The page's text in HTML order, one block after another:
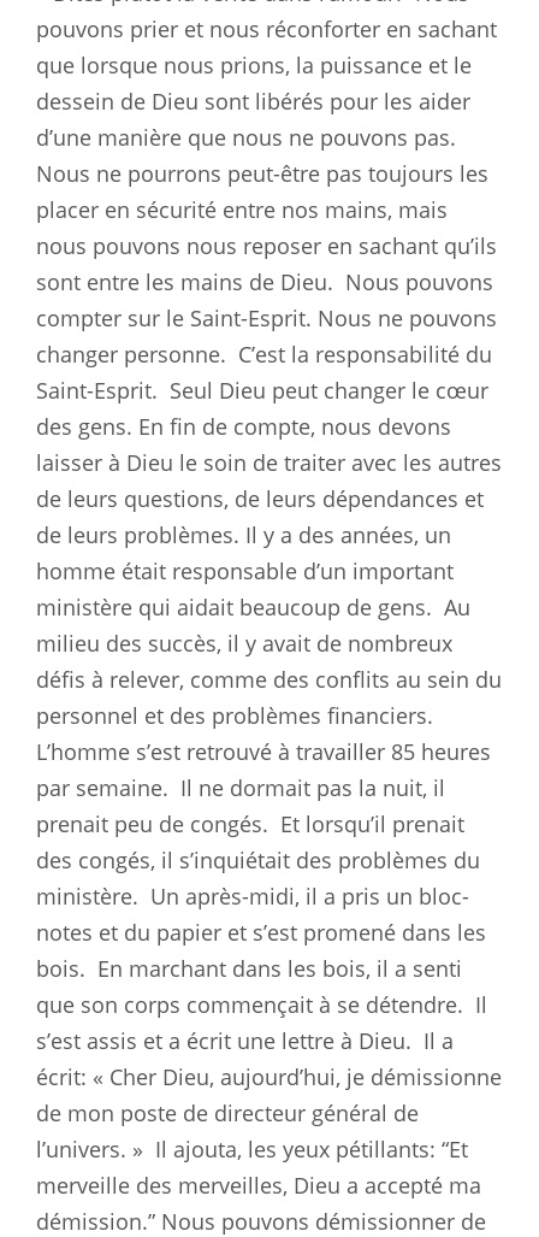
pouvons prier et nous réconforter en sachant
que lorsque nous prions, la puissance et le
dessein de Dieu sont libérés pour les aider
d’une manière que nous ne pouvons pas.
Nous ne pourrons peut-être pas toujours les
placer en sécurité entre nos mains, mais
nous pouvons nous reposer en sachant qu’ils
sont entre les mains de Dieu. Nous pouvons
compter sur le Saint-Esprit. Nous ne pouvons
changer personne. C’est la responsabilité du
Saint-Esprit. Seul Dieu peut changer le cœur
des gens. En fin de compte, nous devons
laisser à Dieu le soin de traiter avec les autres
de leurs questions, de leurs dépendances et
de leurs problèmes. Il y a des années, un
homme était responsable d’un important
ministère qui aidait beaucoup de gens. Au
milieu des succès, il y avait de nombreux
défis à relever, comme des conflits au sein du
personnel et des problèmes financiers.
L’homme s’est retrouvé à travailler 85 heures
par semaine. Il ne dormait pas la nuit, il
prenait peu de congés. Et lorsqu’il prenait
des congés, il s’inquiétait des problèmes du
ministère. Un après-midi, il a pris un bloc-
notes et du papier et s’est promené dans les
bois. En marchant dans les bois, il a senti
que son corps commençait à se détendre. Il
s’est assis et a écrit une lettre à Dieu. Il a
écrit: « Cher Dieu, aujourd’hui, je démissionne
de mon poste de directeur général de
l’univers. » Il ajouta, les yeux pétillants: “Et
merveille des merveilles, Dieu a accepté ma
démission.” Nous pouvons démissionner de